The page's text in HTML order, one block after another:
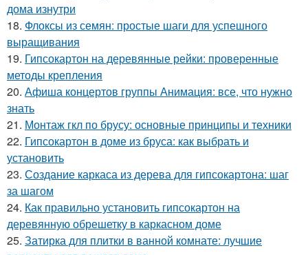
дома изнутри
18. Флоксы из семян: простые шаги для успешного
выращивания
19. Гипсокартон на деревянные рейки: проверенные
методы крепления
20. Афиша концертов группы Анимация: все, что нужно
знать
21. Монтаж гкл по брусу: основные принципы и техники
22. Гипсокартон в доме из бруса: как выбрать и
установить
23. Создание каркаса из дерева для гипсокартона: шаг
за шагом
24. Как правильно установить гипсокартон на
деревянную обрешетку в каркасном доме
25. Затирка для плитки в ванной комнате: лучшие